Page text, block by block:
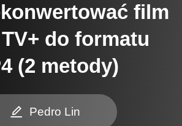
film
do formatu
(2 metody)
Pedro Lin